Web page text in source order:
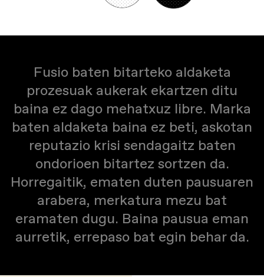
Fusio baten bitarteko aldaketa
prozesuak aukerak ekartzen ditu
baina ez dago mehatxuz libre. Marka
baten aldaketa baina ez beti, askotan
reputazio krisi sendagaitz baten
ondorioen bitartez sortzen da.
Horregaitik, ematen duten pausuaren
arabera, merkatura mezu bat
eramaten dugu. Baina pausua eman
aurretik, errepaso bat egin behar da.